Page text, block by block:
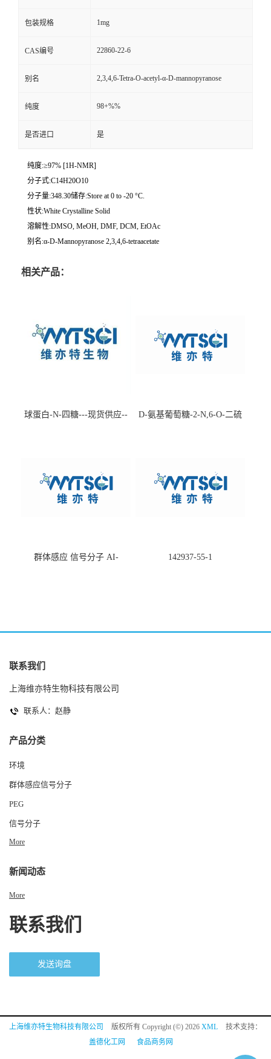
包装规格 1mg
CAS编号 22860-22-6
别名 2,3,4,6-Tetra-O-acetyl-α-D-mannopyranose
纯度 98+%%
是否进口 是
纯度:≥97% [1H-NMR]
分子式:C14H20O10
分子量:348.30储存:Store at 0 to -20 °C.
性状:White Crystalline Solid
溶解性:DMSO, MeOH, DMF, DCM, EtOAc
别名:α-D-Mannopyranose 2,3,4,6-tetraacetate
相关产品：
球蛋白-N-四糖---现货供应--
D-氨基葡萄糖-2-N,6-O-二硫
群体感应 信号分子 AI-
142937-55-1
联系我们
上海维亦特生物科技有限公司
联系人：赵静
产品分类
环境
群体感应信号分子
PEG
信号分子
More
新闻动态
More
联系我们
发送询盘
上海维亦特生物科技有限公司 版权所有 Copyright (©) 2026 XML
技术支持：
盖德化工网
食品商务网